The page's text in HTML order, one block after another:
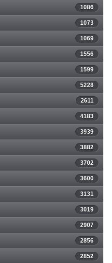
1086
1073
1069
1556
1599
5228
2611
4183
3939
3882
3702
3600
3131
3019
2907
2856
2852